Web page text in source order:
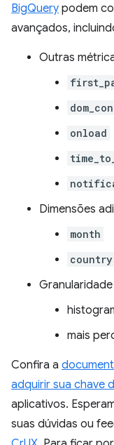
BigQuery podem
avançados,
Outras
onload
Dimensões
month
country
mais
Confira a
adquirir sua chave
aplicativos.
suas dúvidas ou